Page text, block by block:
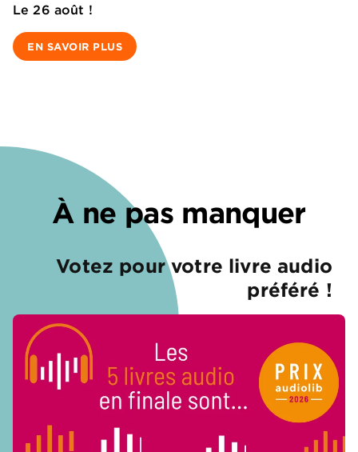
Le 26 août !
EN SAVOIR PLUS
À ne pas manquer
Votez pour votre livre audio
préféré !